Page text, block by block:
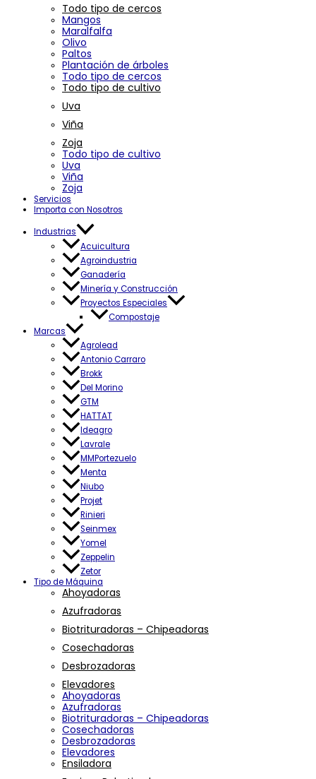
Todo tipo de cercos
Mangos
Maralfalfa
Olivo
Paltos
Plantación de árboles
Todo tipo de cercos
Todo tipo de cultivo
Uva
Viña
Zoja
Todo tipo de cultivo
Uva
Viña
Zoja
Servicios
Importa con Nosotros
Industrias
Acuicultura
Agroindustria
Ganadería
Minería y Construcción
Proyectos Especiales
Compostaje
Marcas
Agrolead
Antonio Carraro
Brokk
Del Morino
GTM
HATTAT
Ideagro
Lavrale
MMPortezuelo
Menta
Niubo
Projet
Rinieri
Seinmex
Yomel
Zeppelin
Zetor
Tipo de Máquina
Ahoyadoras
Azufradoras
Biotrituradoras – Chipeadoras
Cosechadoras
Desbrozadoras
Elevadores
Ahoyadoras
Azufradoras
Biotrituradoras – Chipeadoras
Cosechadoras
Desbrozadoras
Elevadores
Ensiladora